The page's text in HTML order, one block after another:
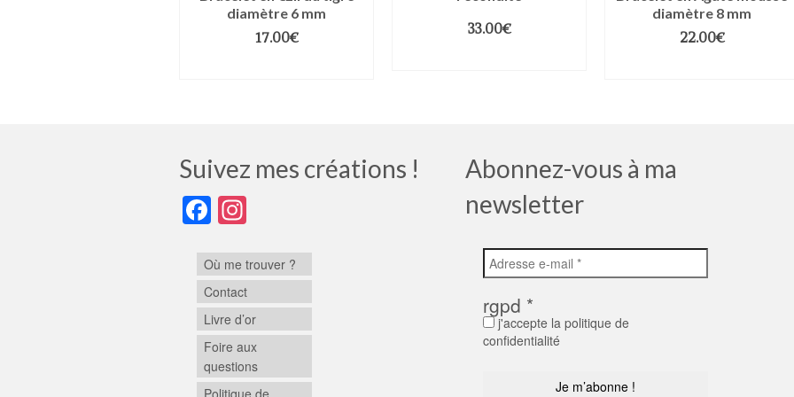
diamètre 6 mm
17.00€
33.00€
diamètre 8 mm
22.00€
Suivez mes créations !
Facebook
Où me trouver ?
Contact
Livre d’or
Foire aux
questions
Abonnez-vous à ma
newsletter
rgpd *
j'accepte la politique de
confidentialité